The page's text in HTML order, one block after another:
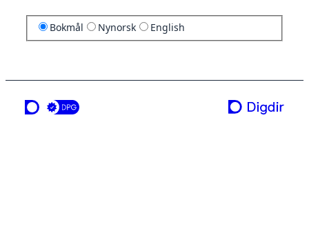
Bokmål Nynorsk English